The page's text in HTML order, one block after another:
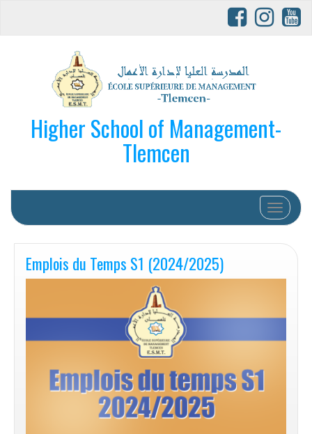
Higher School of Management-
Tlemcen
Afficher/
Emplois du Temps S1 (2024/2025)